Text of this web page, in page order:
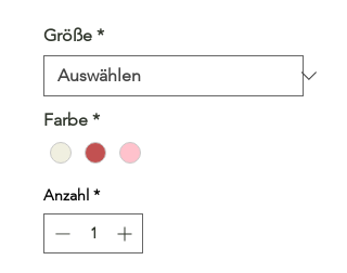
Größe *
Farbe *
Anzahl *